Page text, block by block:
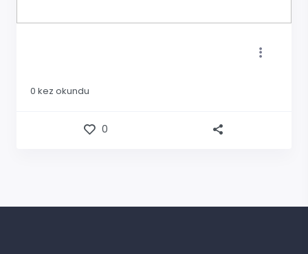
0 kez okundu
0